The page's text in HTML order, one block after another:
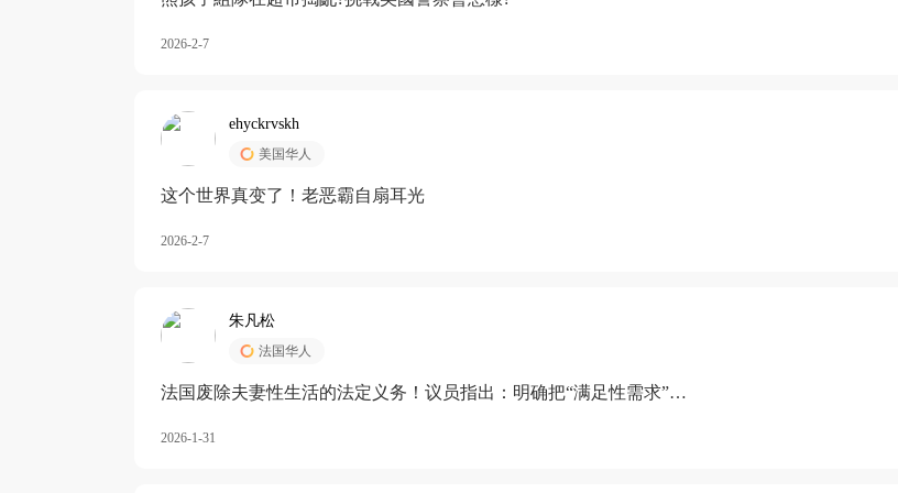
2026-2-7
ehyckrvskh
美国华人
这个世界真变了！老恶霸自扇耳光
2026-2-7
朱凡松
法国华人
法国废除夫妻性生活的法定义务！议员指出：明确把“满足性需求”排
2026-1-31